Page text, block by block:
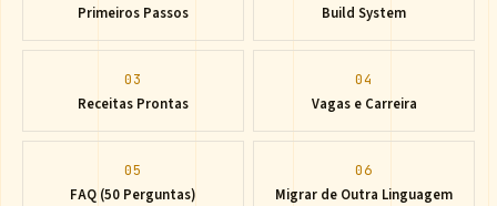
Primeiros Passos Build System
03
Receitas Prontas
04
Vagas e Carreira
05
FAQ (50 Perguntas)
06
Migrar de Outra Linguagem